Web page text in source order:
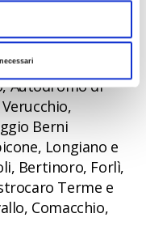
Autodromo di
Berni
Longiano e
Bertinoro, Forlì,
Terme e
Comacchio,